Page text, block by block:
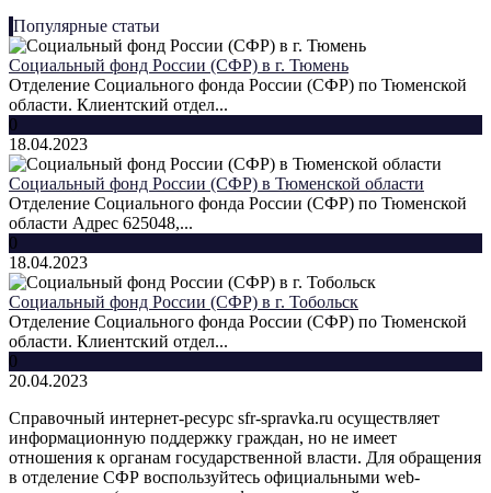
Популярные статьи
Социальный фонд России (СФР) в г. Тюмень
Отделение Социального фонда России (СФР) по Тюменской
области. Клиентский отдел...
0
18.04.2023
Социальный фонд России (СФР) в Тюменской области
Отделение Социального фонда России (СФР) по Тюменской
области Адрес 625048,...
0
18.04.2023
Социальный фонд России (СФР) в г. Тобольск
Отделение Социального фонда России (СФР) по Тюменской
области. Клиентский отдел...
0
20.04.2023
Справочный интернет-ресурс sfr-spravka.ru осуществляет
информационную поддержку граждан, но не имеет
отношения к органам государственной власти. Для обращения
в отделение СФР воспользуйтесь официальными web-